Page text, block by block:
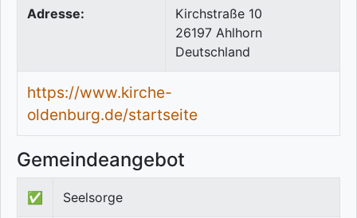
Adresse:
Kirchstraße 10
26197 Ahlhorn
Deutschland
https://www.kirche-
oldenburg.de/startseite
Gemeindeangebot
✅ Seelsorge